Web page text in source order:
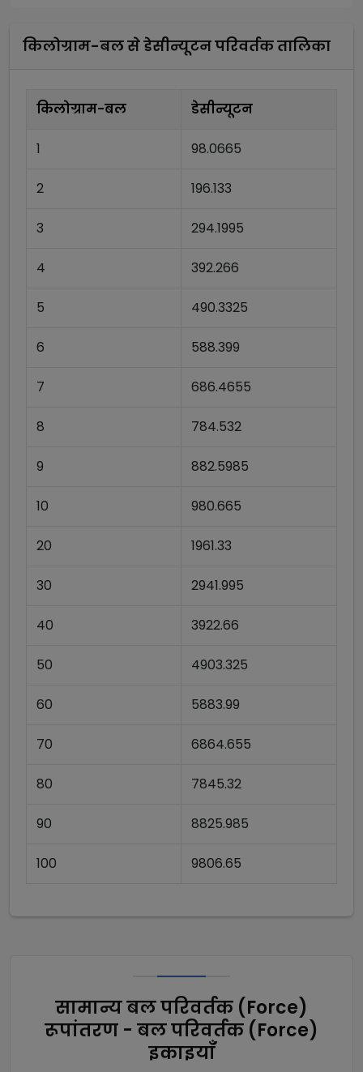
किलोग्राम-बलसेडेसीन्यूटनपरिवर्तक तालिका
किलोग्राम-बल डेसीन्यूटन
1 98.0665
2 196.133
3 294.1995
4 392.266
5 490.3325
6 588.399
7 686.4655
8 784.532
9 882.5985
10 980.665
20 1961.33
30 2941.995
40 3922.66
50 4903.325
60 5883.99
70 6864.655
80 7845.32
90 8825.985
100 9806.65
सामान्य बल परिवर्तक (Force)
रूपांतरण - बल परिवर्तक (Force)
इकाइयाँ